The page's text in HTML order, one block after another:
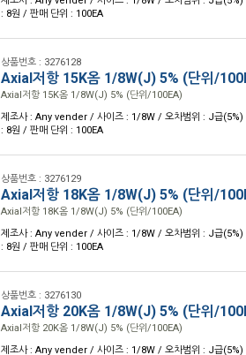
: 8원 / 판매 단위 : 100EA
상품번호 : 3276128
Axial저항 15K옴 1/8W(J) 5% (단위/
Axial저항 15K옴 1/8W(J) 5% (단위/100EA)
제조사 : Any vender / 사이즈 : 1/8W / 오차범위 : J급(5%)
: 8원 / 판매 단위 : 100EA
상품번호 : 3276129
Axial저항 18K옴 1/8W(J) 5% (단위/
Axial저항 18K옴 1/8W(J) 5% (단위/100EA)
제조사 : Any vender / 사이즈 : 1/8W / 오차범위 : J급(5%)
: 8원 / 판매 단위 : 100EA
상품번호 : 3276130
Axial저항 20K옴 1/8W(J) 5% (단위/
Axial저항 20K옴 1/8W(J) 5% (단위/100EA)
제조사 : Any vender / 사이즈 : 1/8W / 오차범위 : J급(5%)